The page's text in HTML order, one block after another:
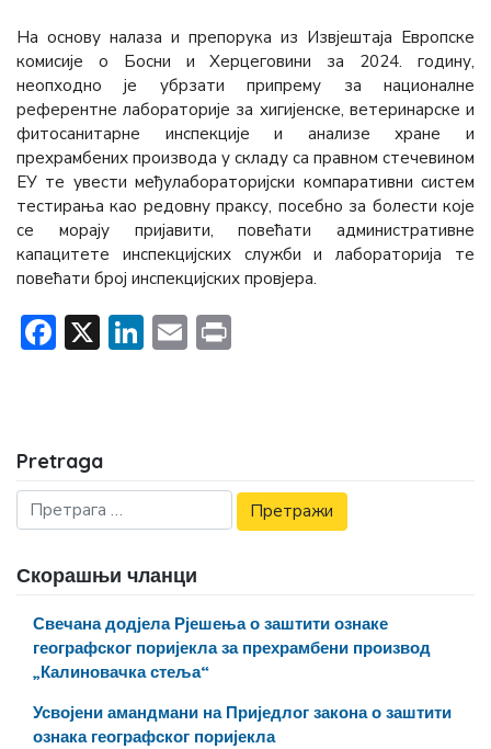
На основу налаза и препорука из Извјештаја Европске
комисије о Босни и Херцеговини за 2024. годину,
неопходно је убрзати припрему за националне
референтне лабораторије за хигијенске, ветеринарске и
фитосанитарне инспекције и анализе хране и
прехрамбених производа у складу са правном стечевином
ЕУ те увести међулабораторијски компаративни систем
тестирања као редовну праксу, посебно за болести које
се морају пријавити, повећати административне
капацитете инспекцијских служби и лабораторија те
повећати број инспекцијских провјера.
Facebook
X LinkedIn
Email
Pretraga
Скорашњи чланци
Свечана додјела Рјешења о заштити ознаке
географског поријекла за прехрамбени производ
„Калиновачка стеља“
Усвојени амандмани на Приједлог закона о заштити
ознака географског поријекла